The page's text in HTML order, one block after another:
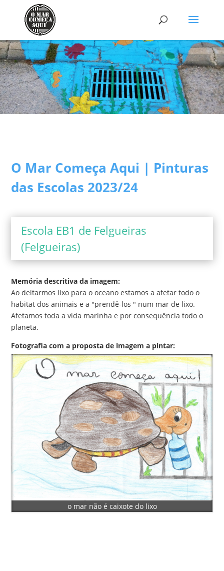
O Mar Começa Aqui | Pinturas
das Escolas 2023/24
Escola EB1 de Felgueiras
(Felgueiras)
Memória descritiva da imagem:
Ao deitarmos lixo para o oceano estamos a afetar todo o
habitat dos animais e a "prendê-los " num mar de lixo.
Afetamos toda a vida marinha e por consequência todo o
planeta.
Fotografia com a proposta de imagem a pintar:
o mar não é caixote do lixo